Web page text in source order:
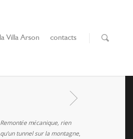
la Villa Arson contacts
Remontée mécanique, rien
qu’un tunnel sur la montagne,